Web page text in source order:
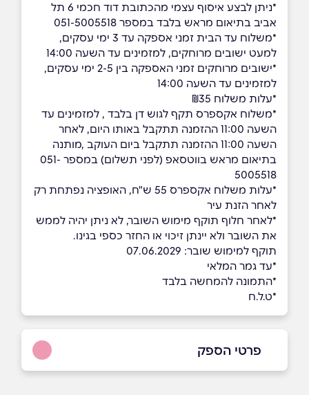
*ניתן לבצע איסוף עצמי מהכתובת דוד חכמי 6 תל
אביב בתיאום מראש בלבד במספר 051-5005518
*משלוח עד הבית זמני אספקה עד 3 ימי עסקים,
למעט ישובים מרוחקים, למזמינים עד השעה 14:00
*ישובים מרוחקים זמני האספקה בין 2-5 ימי עסקים,
למזמינים עד השעה 14:00
*עלות משלוח ₪35
*משלוח אקספרס תקף לגוש דן בלבד , למזמינים עד
השעה 11:00 ההזמנה תתקבל באותו היום, לאחר
השעה 11:00 ההזמנה תתקבל ביום העוקב ,מותנה
בתיאום מראש בווטסאפ (לפני תשלום) במספר 051-
5005518
*עלות משלוח אקספרס 55 ש"ח, האופציה נפתחת רק
לאחר הזנת עיר
*לאחר חלוף תוקף מימוש השובר, לא ניתן יהיה לממש
את השובר ולא יינתן זיכוי או החזר כספי בגינו.
תוקף למימוש שובר: 07.06.2029
*עד גמר המלאי
*התמונה להמחשה בלבד
*ט.ל.ח
פרטי הספק